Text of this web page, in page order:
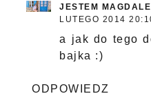
JESTEM
LUTEGO 2014
a jak do tego
bajka :)
ODPOWIEDZ